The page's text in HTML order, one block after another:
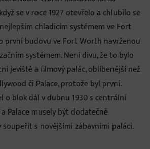
se v roce 1927 otevřelo a chlubilo se
chladicím systémem ve Fort
první budovu ve Fort Worth navrženou
systémem. Není divu, že to bylo
jeviště a filmový palác, oblíbenější než
či Palace, protože byl první.
o blok dál v dubnu 1930 s centrální
Palace musely být dodatečně
soupeřit s novějšími zábavními paláci.